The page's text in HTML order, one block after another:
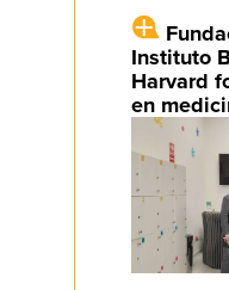
Instituto
Harvard
en